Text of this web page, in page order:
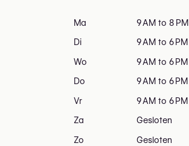
Ma 9 AM to 8 PM
Di 9 AM to 6 PM
Wo 9 AM to 6 PM
Do 9 AM to 6 PM
Vr 9 AM to 6 PM
Za Gesloten
Zo Gesloten